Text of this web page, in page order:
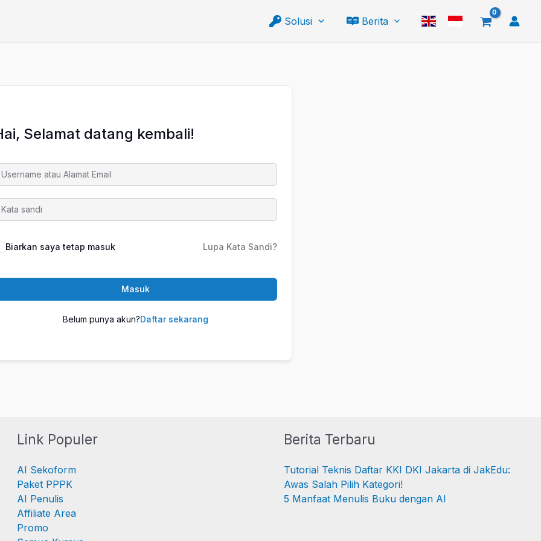
Solusi
Berita
Selamat datang kembali!
Biarkan saya tetap masuk Lupa Kata Sandi?
Masuk
Belum punya akun?Daftar sekarang
Link Populer
AI Sekoform
Paket PPPK
AI Penulis
Affiliate Area
Promo
Berita Terbaru
Tutorial Teknis Daftar KKI DKI Jakarta di JakEdu:
Awas Salah Pilih Kategori!
5 Manfaat Menulis Buku dengan AI